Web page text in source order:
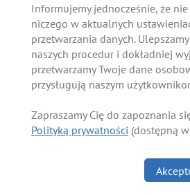
Informujemy jednocześnie, że
niczego w aktualnych
przetwarzania danych.
naszych procedur i dokładniej
przetwarzamy Twoje dane
przysługują naszym
Zapraszamy Cię do zapoznania
Polityką prywatności (dostępną